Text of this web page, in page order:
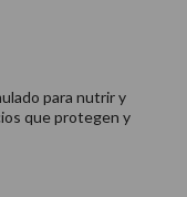
para nutrir y
que protegen y